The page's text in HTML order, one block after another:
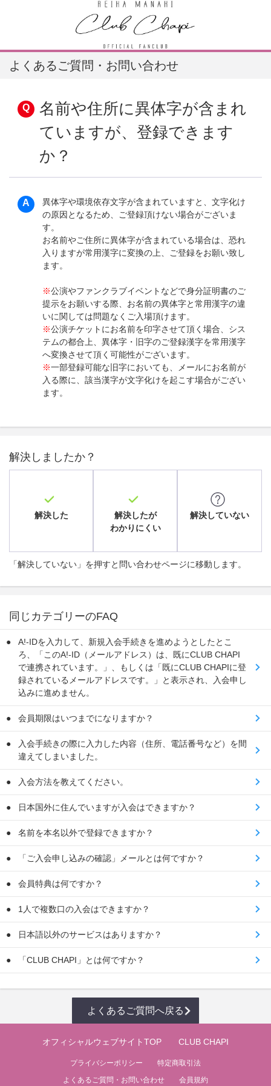
よくあるご質問・お問い合わせ
名前や住所に異体字が含まれ
ていますが、登録できます
か？
異体字や環境依存文字が含まれていますと、文字化け
の原因となるため、ご登録頂けない場合がございま
す。
お名前やご住所に異体字が含まれている場合は、恐れ
入りますが常用漢字に変換の上、ご登録をお願い致し
ます。
※公演やファンクラブイベントなどで身分証明書のご
提示をお願いする際、お名前の異体字と常用漢字の違
いに関しては問題なくご入場頂けます。
※公演チケットにお名前を印字させて頂く場合、シス
テムの都合上、異体字・旧字のご登録漢字を常用漢字
へ変換させて頂く可能性がございます。
※一部登録可能な旧字においても、メールにお名前が
入る際に、該当漢字が文字化けを起こす場合がござい
ます。
解決しましたか？
解決した
解決したが
わかりにくい
解決していない
「解決していない」を押すと問い合わせページに移動します。
同じカテゴリーのFAQ
A!-IDを入力して、新規入会手続きを進めようとしたとこ
ろ、「このA!-ID（メールアドレス）は、既にCLUB CHAPI
で連携されています。」、もしくは「既にCLUB CHAPIに登
録されているメールアドレスです。」と表示され、入会申し
込みに進めません。
会員期限はいつまでになりますか？
入会手続きの際に入力した内容（住所、電話番号など）を間
違えてしまいました。
入会方法を教えてください。
日本国外に住んでいますが入会はできますか？
名前を本名以外で登録できますか？
「ご入会申し込みの確認」メールとは何ですか？
会員特典は何ですか？
1人で複数口の入会はできますか？
日本語以外のサービスはありますか？
「CLUB CHAPI」とは何ですか？
よくあるご質問へ戻る
オフィシャルウェブサイトTOP CLUB CHAPI
プライバシーポリシー
特定商取引法
よくあるご質問・お問い合わせ
会員規約